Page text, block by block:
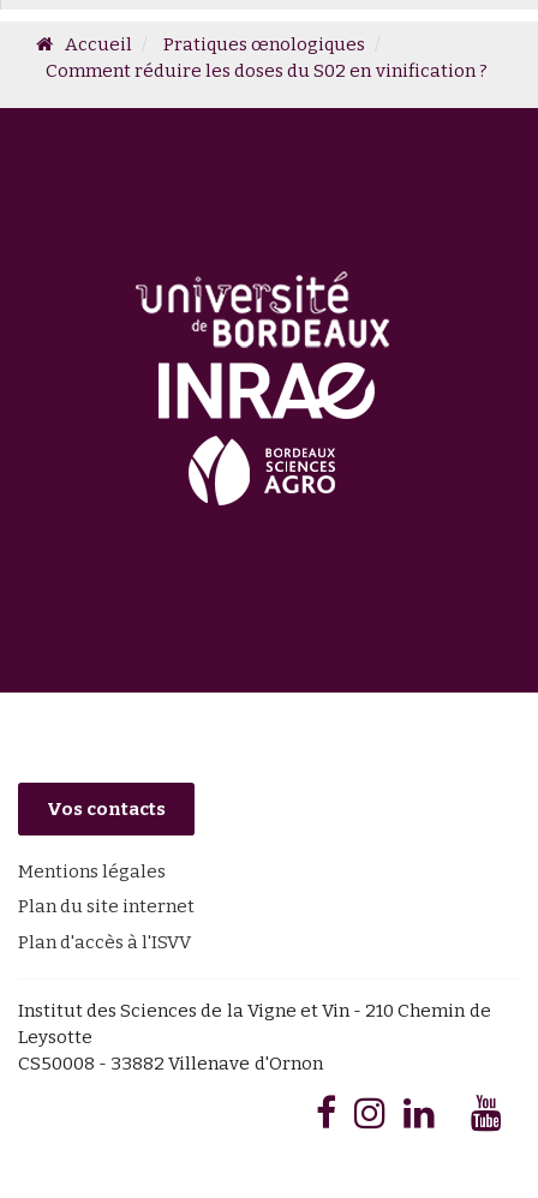
Accueil
Pratiques œnologiques
Comment réduire les doses du S02 en vinification ?
Vos contacts
Mentions légales
Plan du site internet
Plan d'accès à l'ISVV
Institut des Sciences de la Vigne et Vin - 210 Chemin de
Leysotte
CS50008 - 33882 Villenave d'Ornon